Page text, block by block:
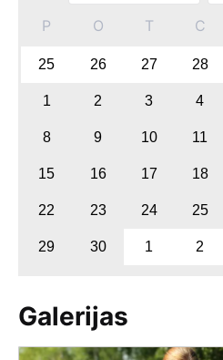
P O T C
25 26 27 28
1 2 3 4
8 9 10 11
15 16 17 18
22 23 24 25
29 30 1 2
Galerijas